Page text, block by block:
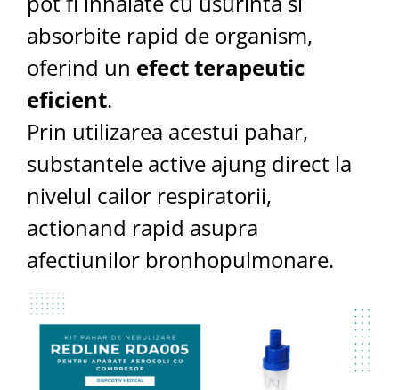
absorbite rapid de organism,
oferind un efect terapeutic
eficient.
Prin utilizarea acestui pahar,
substantele active ajung direct la
nivelul cailor respiratorii,
actionand rapid asupra
afectiunilor bronhopulmonare.